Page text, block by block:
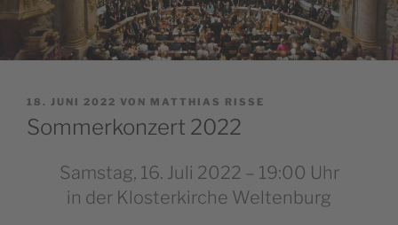
VERÖFFENTLICHT
AM
18. JUNI 2022 VON MATTHIAS RISSE
Sommerkonzert 2022
Samstag, 16. Juli 2022 – 19:00 Uhr
in der Klosterkirche Weltenburg